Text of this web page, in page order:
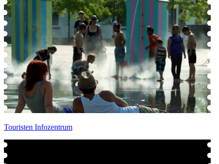
Touristen Infozentrum